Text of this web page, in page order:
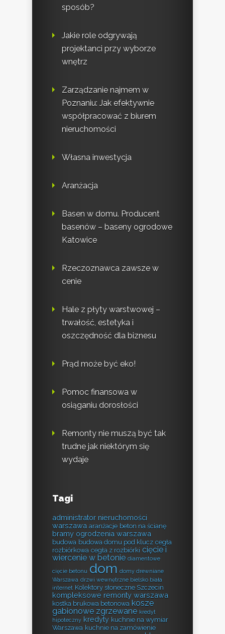
sposób?
Jakie role odgrywają
projektanci przy wyborze
wnętrz
Zarządzanie najmem w
Poznaniu: Jak efektywnie
współpracować z biurem
nieruchomości
Własna inwestycja
Aranżacja
Basen w domu. Producent
basenów – baseny ogrodowe
Katowice
Rzeczoznawca zawsze w
cenie
Hale z płyty warstwowej –
trwałość, estetyka i
oszczędność dla biznesu
Prąd może być eko!
Pomoc finansowa w
osiąganiu dorosłości
Remonty nie muszą być tak
trudne jak niektórym się
wydaje
Tagi
administrator nieruchomości
warszawa aranżacje beton na ścianę
bramy ogrodzenia warszawa
budowa budowa domu pod klucz cegła
rozbiórkowa cegła z rozbiórki cięcie i
wiercenie w betonie diamentowe
cięcie betonu dom domy drewniane
Warszawa drzwi wewnętrzne bielsko biała
internet Kolektory słoneczne Szczecin
kompleksowe remonty warszawa
kostka brukowa betonowa kosze
gabionowe zgrzewane kredyt
hipoteczny kredyty kuchnie na wymiar
Warszawa kuchnie na zamówienie